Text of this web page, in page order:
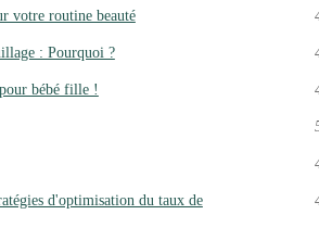
votre routine beauté
: Pourquoi ?
bébé fille !
d'optimisation du taux de